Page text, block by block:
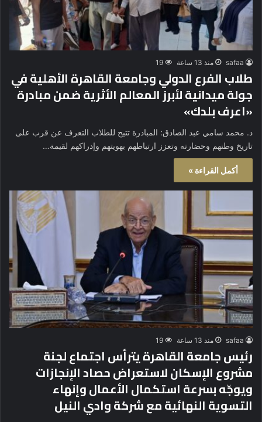
safaa منذ 13 ساعة 19
طلاب الفرع الدولي وجامعة القاهرة الأهلية في
جولة ميدانية لأبرز المعالم الأثرية ضمن مبادرة
«اعرف بلدك»
د. محمد سامي عبد الصادق: المبادرة تتيح للطلاب التعرف عن قرب على
تاريخ وطنهم وحضارته وتعزز ارتباطهم بهويتهم وإدراكهم لقيمة…
أكمل القراءة »
safaa منذ 13 ساعة 19
رئيس جامعة القاهرة يترأس اجتماع لجنة
مشروع الإسكان لاستعراض حصاد الإنجازات
ويوجّه بسرعة استكمال الأعمال وإنهاء
التسوية النهائية مع شركة وادي النيل